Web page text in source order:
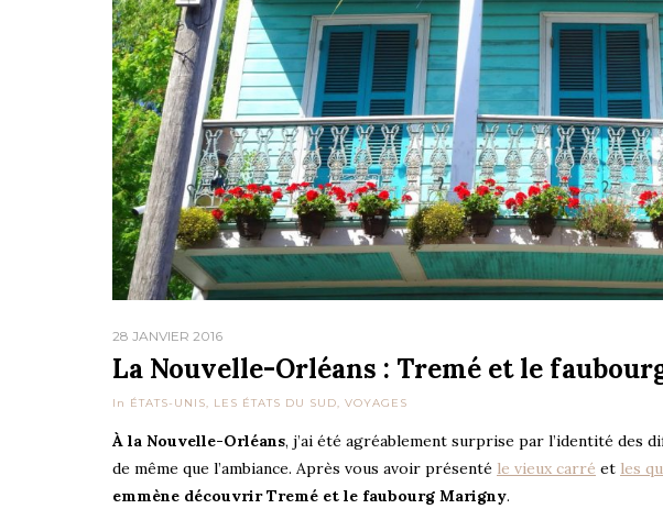
28 JANVIER 2016
La Nouvelle-Orléans : Tremé et le
In ÉTATS-UNIS, LES ÉTATS DU SUD, VOYAGES
À la Nouvelle-Orléans, j’ai été agréablement surprise par l’identité des
de même que l’ambiance. Après vous avoir présenté le vieux carré et les
emmène découvrir Tremé et le faubourg Marigny.